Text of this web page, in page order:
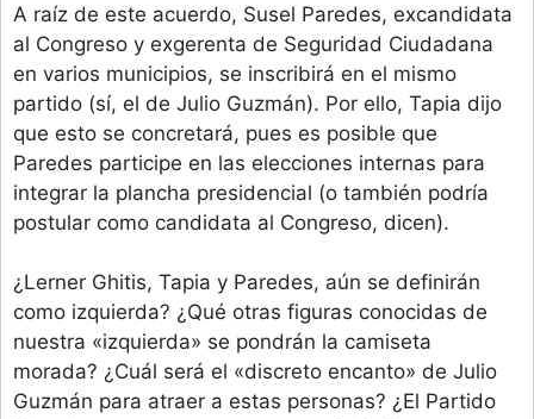
A raíz de este acuerdo, Susel Paredes, excandidata
al Congreso y exgerenta de Seguridad Ciudadana
en varios municipios, se inscribirá en el mismo
partido (sí, el de Julio Guzmán). Por ello, Tapia dijo
que esto se concretará, pues es posible que
Paredes participe en las elecciones internas para
integrar la plancha presidencial (o también podría
postular como candidata al Congreso, dicen).
¿Lerner Ghitis, Tapia y Paredes, aún se definirán
como izquierda? ¿Qué otras figuras conocidas de
nuestra «izquierda» se pondrán la camiseta
morada? ¿Cuál será el «discreto encanto» de Julio
Guzmán para atraer a estas personas? ¿El Partido